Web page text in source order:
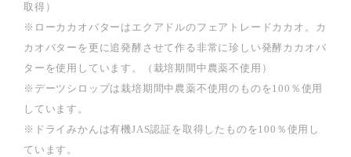
取得）
※ローカカオバターはエクアドルのフェアトレードカカオ。カ
カオバターを更に追発酵させて作る非常に珍しい発酵カカオバ
ターを使用しています。（栽培期間中農薬不使用）
※デーツシロップは栽培期間中農薬不使用のものを100％使用
しています。
※ドライみかんは有機JAS認証を取得したものを100％使用し
ています。